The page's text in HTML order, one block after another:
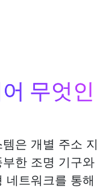
무엇인
은 개별 주소 지
한 조명 기구와
네트워크를 통해